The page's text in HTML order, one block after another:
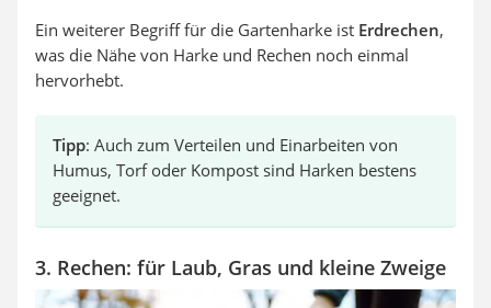
Ein weiterer Begriff für die Gartenharke ist Erdrechen,
was die Nähe von Harke und Rechen noch einmal
hervorhebt.
Tipp: Auch zum Verteilen und Einarbeiten von
Humus, Torf oder Kompost sind Harken bestens
geeignet.
3. Rechen: für Laub, Gras und kleine Zweige